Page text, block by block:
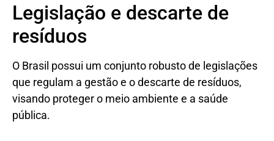
Legislação e descarte de
resíduos
O Brasil possui um conjunto robusto de legislações
que regulam a gestão e o descarte de resíduos,
visando proteger o meio ambiente e a saúde
pública.